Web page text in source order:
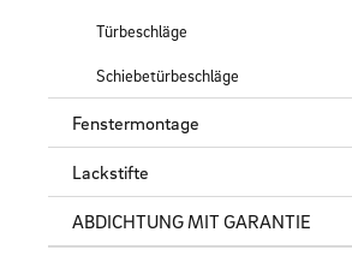
Türbeschläge
Schiebetürbeschläge
Fenstermontage
Lackstifte
ABDICHTUNG MIT GARANTIE